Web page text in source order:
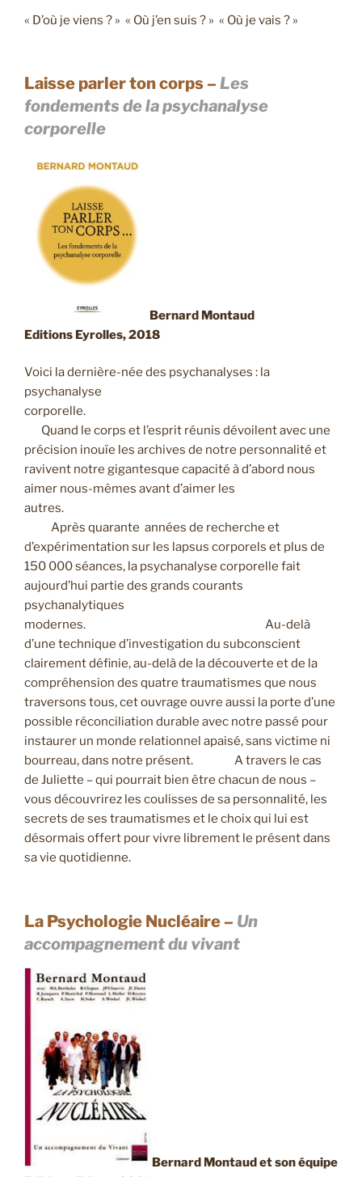
« D’où je viens ? » « Où j’en suis ? » « Où je vais ? »
Laisse parler ton corps – Les
fondements de la psychanalyse
corporelle
Bernard Montaud
Editions Eyrolles, 2018
Voici la dernière-née des psychanalyses : la
psychanalyse
corporelle.
Quand le corps et l’esprit réunis dévoilent avec une
précision inouïe les archives de notre personnalité et
ravivent notre gigantesque capacité à d’abord nous
aimer nous-mêmes avant d’aimer les
autres.
Après quarante années de recherche et
d’expérimentation sur les lapsus corporels et plus de
150 000 séances, la psychanalyse corporelle fait
aujourd’hui partie des grands courants
psychanalytiques
modernes. Au-delà
d’une technique d’investigation du subconscient
clairement définie, au-delà de la découverte et de la
compréhension des quatre traumatismes que nous
traversons tous, cet ouvrage ouvre aussi la porte d’une
possible réconciliation durable avec notre passé pour
instaurer un monde relationnel apaisé, sans victime ni
bourreau, dans notre présent. A travers le cas
de Juliette – qui pourrait bien être chacun de nous –
vous découvrirez les coulisses de sa personnalité, les
secrets de ses traumatismes et le choix qui lui est
désormais offert pour vivre librement le présent dans
sa vie quotidienne.
La Psychologie Nucléaire – Un
accompagnement du vivant
Bernard Montaud et son équipe